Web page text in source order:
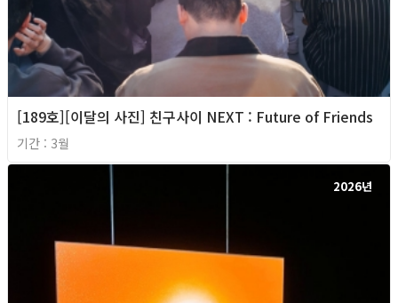
[189호][이달의 사진] 친구사이 NEXT : Future of Friends
기간 : 3월
2026년